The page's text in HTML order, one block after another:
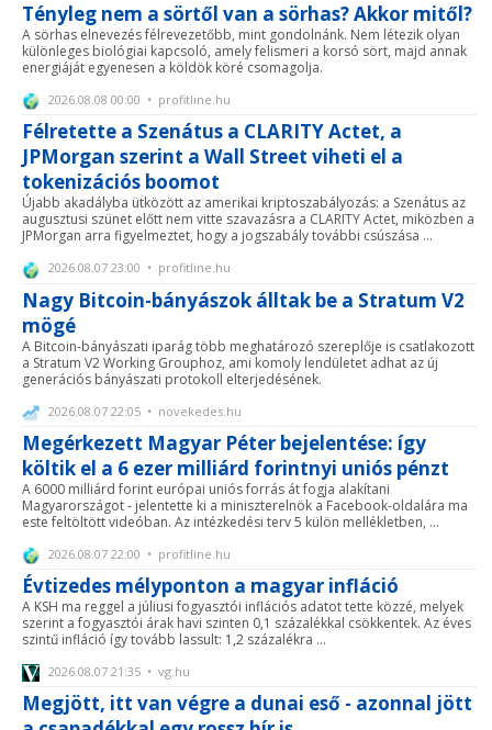
Tényleg nem a sörtől van a sörhas? Akkor mitől?
A sörhas elnevezés félrevezetőbb, mint gondolnánk. Nem létezik olyan
különleges biológiai kapcsoló, amely felismeri a korsó sört, majd annak
energiáját egyenesen a köldök köré csomagolja.
2026.08.08 00:00 • profitline.hu
Félretette a Szenátus a CLARITY Actet, a
JPMorgan szerint a Wall Street viheti el a
tokenizációs boomot
Újabb akadályba ütközött az amerikai kriptoszabályozás: a Szenátus az
augusztusi szünet előtt nem vitte szavazásra a CLARITY Actet, miközben a
JPMorgan arra figyelmeztet, hogy a jogszabály további csúszása ...
2026.08.07 23:00 • profitline.hu
Nagy Bitcoin-bányászok álltak be a Stratum V2
mögé
A Bitcoin-bányászati iparág több meghatározó szereplője is csatlakozott
a Stratum V2 Working Grouphoz, ami komoly lendületet adhat az új
generációs bányászati protokoll elterjedésének.
2026.08.07 22:05 • novekedes.hu
Megérkezett Magyar Péter bejelentése: így
költik el a 6 ezer milliárd forintnyi uniós pénzt
A 6000 milliárd forint európai uniós forrás át fogja alakítani
Magyarországot - jelentette ki a miniszterelnök a Facebook-oldalára ma
este feltöltött videóban. Az intézkedési terv 5 külön mellékletben, ...
2026.08.07 22:00 • profitline.hu
Évtizedes mélyponton a magyar infláció
A KSH ma reggel a júliusi fogyasztói inflációs adatot tette közzé, melyek
szerint a fogyasztói árak havi szinten 0,1 százalékkal csökkentek. Az éves
szintű infláció így tovább lassult: 1,2 százalékra ...
2026.08.07 21:35 • vg.hu
Megjött, itt van végre a dunai eső - azonnal jött